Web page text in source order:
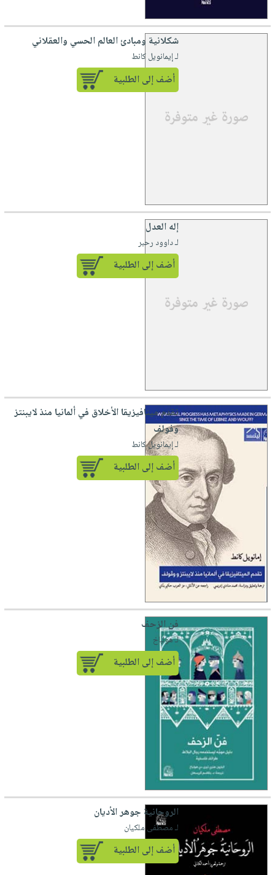
شكلانية ومبادئ العالم الحسي والعقلاني
لـ إيمانويل كانط
أضف إلى الطلبية
إله العدل
لـ داوود رحبر
أضف إلى الطلبية
تقدم ميتافيزيقا الأخلاق في ألمانيا منذ لايبنتز
وفولف
لـ إيمانويل كانط
أضف إلى الطلبية
فن الزحف
لـ هولباخ
أضف إلى الطلبية
الروحانية جوهر الأديان
لـ مصطفى ملكيان
أضف إلى الطلبية